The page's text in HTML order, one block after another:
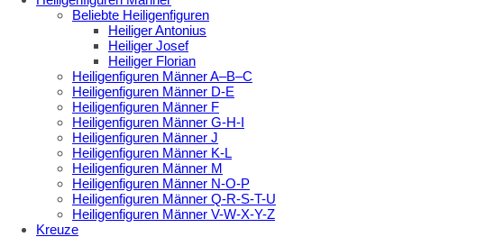
Beliebte Heiligenfiguren
Heiliger Antonius
Heiliger Josef
Heiliger Florian
Heiligenfiguren Männer A–B–C
Heiligenfiguren Männer D-E
Heiligenfiguren Männer F
Heiligenfiguren Männer G-H-I
Heiligenfiguren Männer J
Heiligenfiguren Männer K-L
Heiligenfiguren Männer M
Heiligenfiguren Männer N-O-P
Heiligenfiguren Männer Q-R-S-T-U
Heiligenfiguren Männer V-W-X-Y-Z
Kreuze